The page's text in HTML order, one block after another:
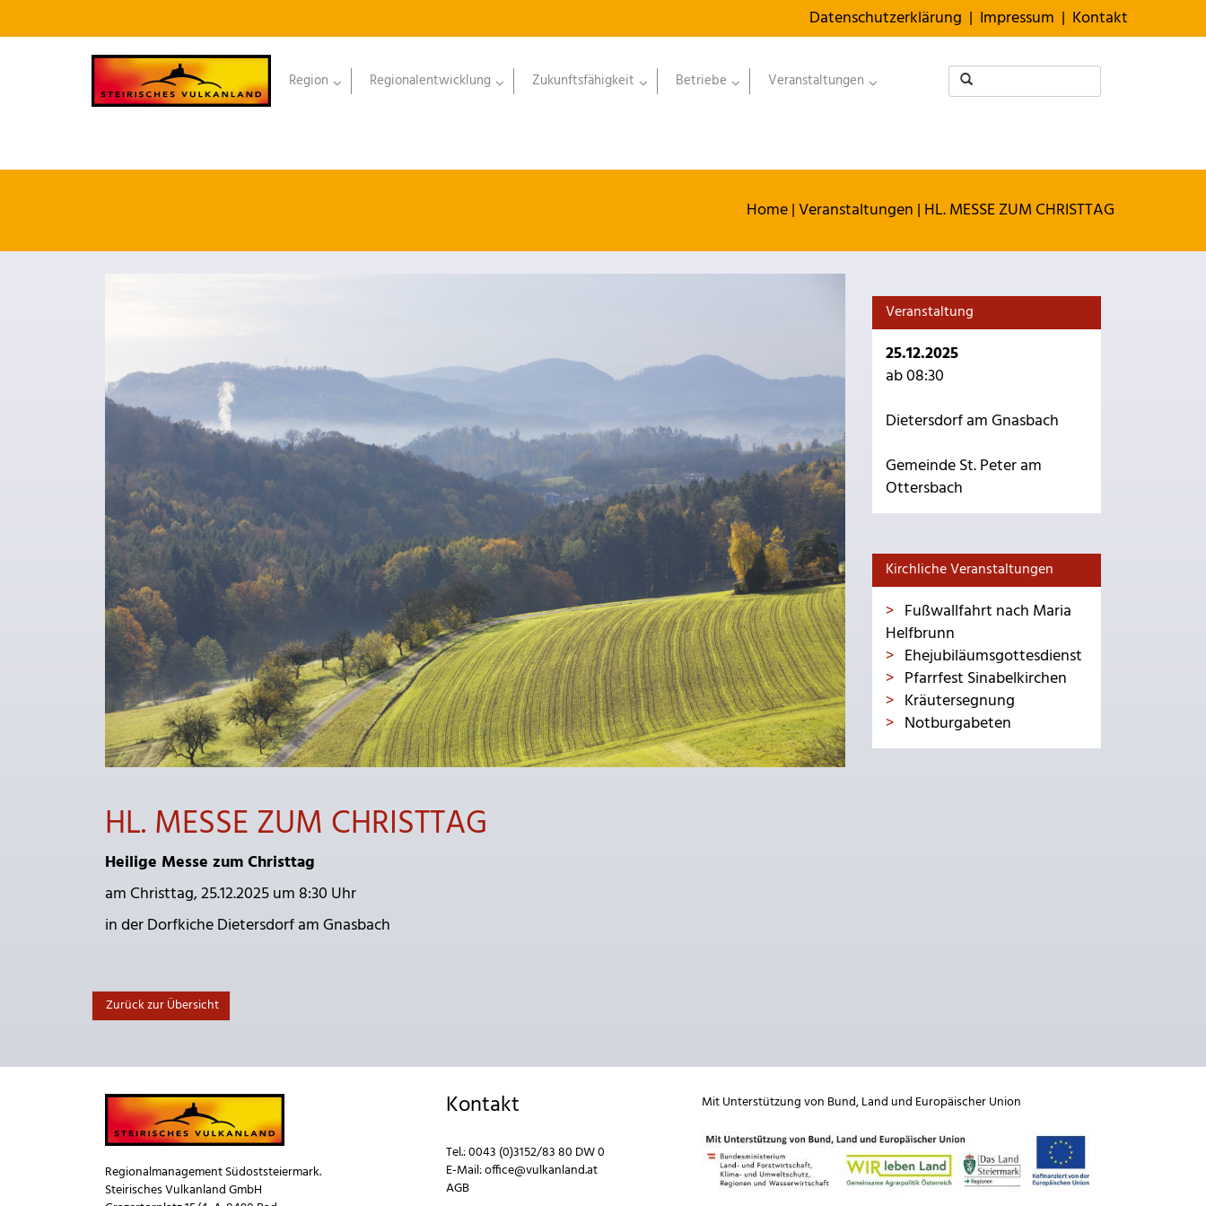
Datenschutzerklärung | Impressum | Kontakt
Region Regionalentwicklung Zukunftsfähigkeit Betriebe Veranstaltungen
Home|Veranstaltungen | HL. MESSE ZUM CHRISTTAG
HL. MESSE ZUM CHRISTTAG
Heilige Messe zum Christtag
am Christtag, 25.12.2025 um 8:30 Uhr
in der Dorfkiche Dietersdorf am Gnasbach
Zurück zur Übersicht
Veranstaltung
25.12.2025
ab 08:30
Dietersdorf am Gnasbach
Gemeinde St. Peter am
Ottersbach
Kirchliche Veranstaltungen
Fußwallfahrt nach Maria
Helfbrunn
Ehejubiläumsgottesdienst
Pfarrfest Sinabelkirchen
Kräutersegnung
Notburgabeten
Regionalmanagement Südoststeiermark.
Steirisches Vulkanland GmbH
Kontakt
Tel.:0043 (0)3152/83 80 DW 0
E-Mail:office@vulkanland.at
AGB
Mit Unterstützung von Bund,Land und Europäischer Union